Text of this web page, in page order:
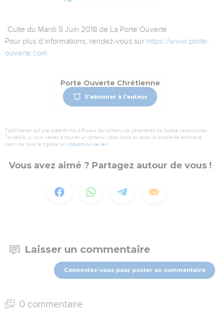
Culte du Mardi 5 Juin 2018 de La Porte Ouverte
Pour plus d’informations, rendez-vous sur https://www.porte-
ouverte.com
Porte Ouverte Chrétienne
S'abonner à l'auteur
TopChrétien est une plate-forme diffuseur de contenu de partenaires de qualité sélectionnés.
Toutefois, si vous veniez à trouver un contenu vidéo illicite ou avec un problème technique,
merci de nous le signaler en cliquant sur ce lien.
Vous avez aimé ? Partagez autour de vous !
Laisser un commentaire
Connectez-vous pour poster un commentaire
0 commentaire